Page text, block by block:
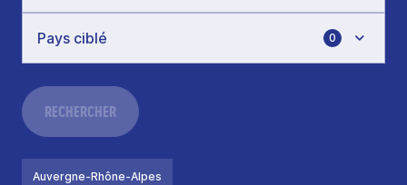
0
RECHERCHER
Auvergne-Rhône-Alpes